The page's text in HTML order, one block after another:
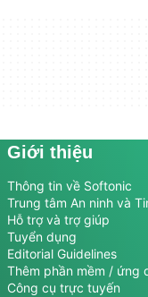
Giới thiệu
Thông tin về Softonic
Trung tâm An ninh và
Hỗ trợ và trợ giúp
Tuyển dụng
Editorial Guidelines
Thêm phần mềm / ứng
Công cụ trực tuyến